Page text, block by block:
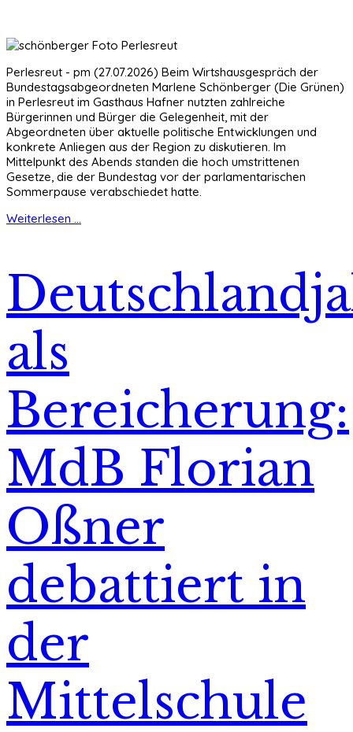
Perlesreut - pm (27.07.2026) Beim Wirtshausgespräch der
Bundestagsabgeordneten Marlene Schönberger (Die Grünen)
in Perlesreut im Gasthaus Hafner nutzten zahlreiche
Bürgerinnen und Bürger die Gelegenheit, mit der
Abgeordneten über aktuelle politische Entwicklungen und
konkrete Anliegen aus der Region zu diskutieren. Im
Mittelpunkt des Abends standen die hoch umstrittenen
Gesetze, die der Bundestag vor der parlamentarischen
Sommerpause verabschiedet hatte.
Weiterlesen ...
als
Bereicherung:
MdB Florian
Oßner
debattiert in
der
Mittelschule